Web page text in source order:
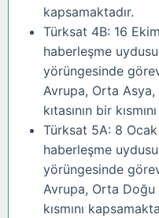
kapsamaktadır.
Türksat 4B: 16
haberleşme
yörüngesinde
Avrupa, Orta
kıtasının bir
Türksat 5A: 8
haberleşme
yörüngesinde
Avrupa, Orta Doğu
kısmını